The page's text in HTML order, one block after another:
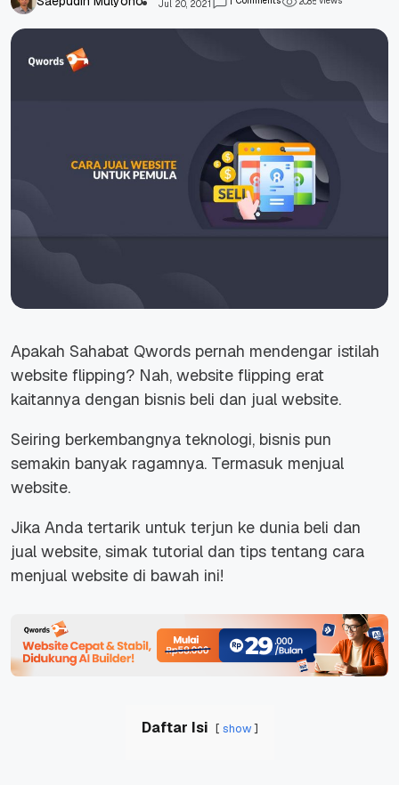
Jul 20, 2021
Apakah Sahabat Qwords pernah mendengar istilah
website flipping? Nah, website flipping erat
kaitannya dengan bisnis beli dan jual website.
Seiring berkembangnya teknologi, bisnis pun
semakin banyak ragamnya. Termasuk menjual
website.
Jika Anda tertarik untuk terjun ke dunia beli dan
jual website, simak tutorial dan tips tentang cara
menjual website di bawah ini!
Daftar Isi show